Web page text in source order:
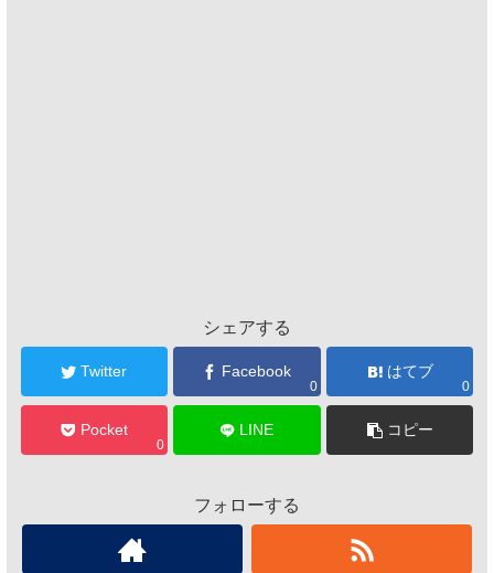
シェアする
Twitter Facebook
0
はてブ
0
Pocket
0
LINE コピー
フォローする